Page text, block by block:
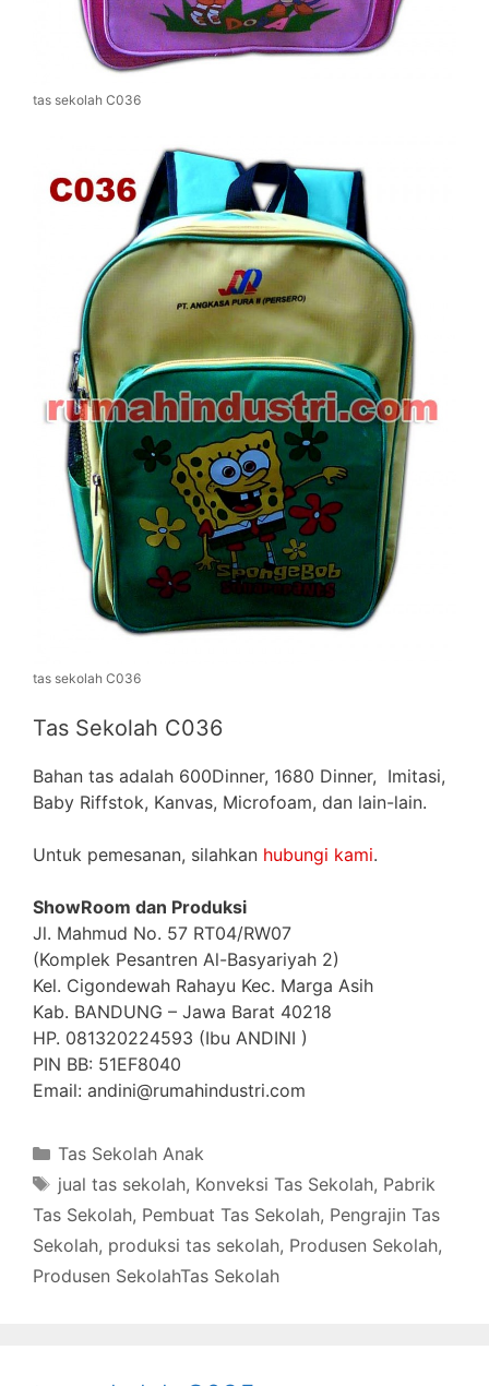
tas sekolah C036
tas sekolah C036
Tas Sekolah C036
Bahan tas adalah 600Dinner, 1680 Dinner, Imitasi,
Baby Riffstok, Kanvas, Microfoam, dan lain-lain.
Untuk pemesanan, silahkan hubungi kami.
ShowRoom dan Produksi
Jl. Mahmud No. 57 RT04/RW07
(Komplek Pesantren Al-Basyariyah 2)
Kel. Cigondewah Rahayu Kec. Marga Asih
Kab. BANDUNG – Jawa Barat 40218
HP. 081320224593 (Ibu ANDINI )
PIN BB: 51EF8040
Email: andini@rumahindustri.com
Categories
Tas Sekolah Anak
Tags
jual tas sekolah, Konveksi Tas Sekolah, Pabrik
Tas Sekolah, Pembuat Tas Sekolah, Pengrajin Tas
Sekolah, produksi tas sekolah, Produsen Sekolah,
Produsen SekolahTas Sekolah